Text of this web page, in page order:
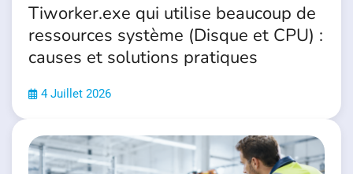
Tiworker.exe qui utilise beaucoup de
ressources système (Disque et CPU) :
causes et solutions pratiques
4 Juillet 2026